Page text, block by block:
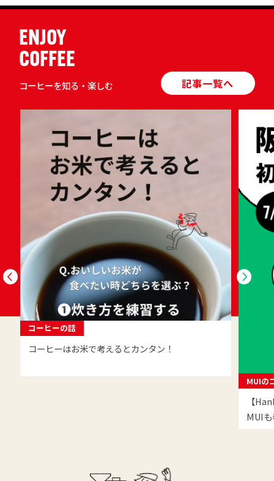
ENJOY
COFFEE
コーヒーを知る・楽しむ 記事一覧へ
コーヒーの話
コーヒーはお米で考えるとカンタン！
MUIの
【
MUI